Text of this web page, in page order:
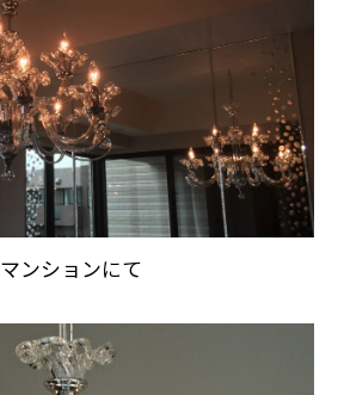
マンションにて